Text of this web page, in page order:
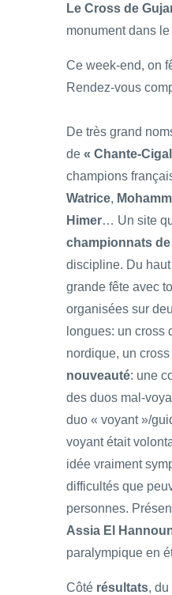
Le Cross de
monument dans
Ce week-end, on
Rendez-vous
De très grand
de « Chante-
champions
Watrice,
Himer… Un site
championnats
discipline. Du
grande fête avec
organisées sur
longues: un cross
nordique, un
nouveauté: une
des duos mal-
duo « voyant »/
voyant était
idée vraiment
difficultés que
personnes.
Assia El
paralympique en
Côté résultats,